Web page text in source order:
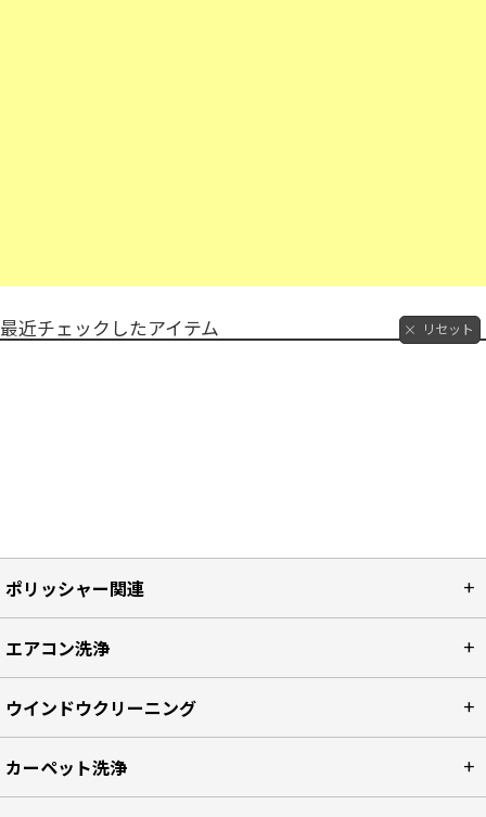
最近チェックしたアイテム リセット
ポリッシャー関連
エアコン洗浄
ウインドウクリーニング
カーペット洗浄